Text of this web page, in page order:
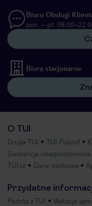
Biuro Obsługi
pon. – pt.
Biura stacjonarne
O TUI
Grupa TUI TUI Poland
Gwarancja ubezpieczeniowa
TUI.cz
Dane osobowe
Przydatne
Podróż z TUI Wakacje